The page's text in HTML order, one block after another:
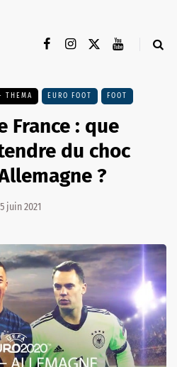
THEMA EURO FOOT FOOT
France : que
du choc
?
juin 2021